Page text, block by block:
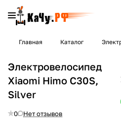
Главная Каталог
Электровелосипед
Xiaomi Himo C30S,
Silver
0 Нет отзывов